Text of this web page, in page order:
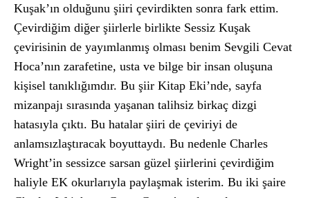
Kuşak’ın olduğunu şiiri çevirdikten sonra fark ettim.
Çevirdiğim diğer şiirlerle birlikte Sessiz Kuşak
çevirisinin de yayımlanmış olması benim Sevgili Cevat
Hoca’nın zarafetine, usta ve bilge bir insan oluşuna
kişisel tanıklığımdır. Bu şiir Kitap Eki’nde, sayfa
mizanpajı sırasında yaşanan talihsiz birkaç dizgi
hatasıyla çıktı. Bu hatalar şiiri de çeviriyi de
anlamsızlaştıracak boyuttaydı. Bu nedenle Charles
Wright’in sessizce sarsan güzel şiirlerini çevirdiğim
haliyle EK okurlarıyla paylaşmak isterim. Bu iki şaire